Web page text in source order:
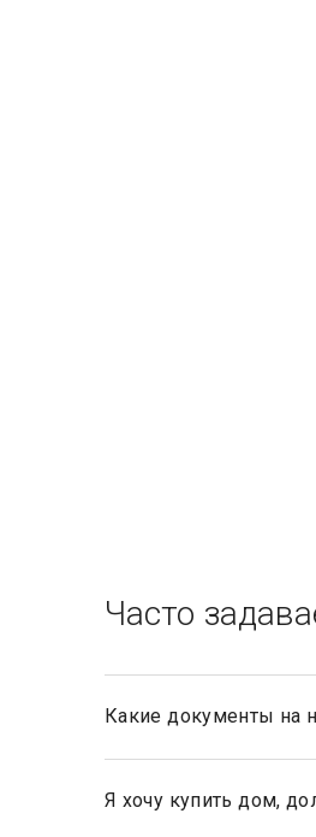
Часто
Какие документы на
завещанию, решению
Я хочу купить дом,